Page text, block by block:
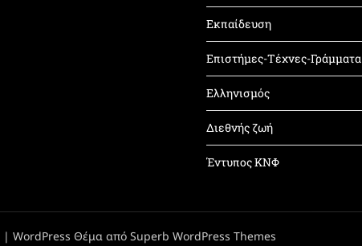
Εκπαίδευση
Επιστήμες-Τέχνες-Γράμματα
Ελληνισμός
Διεθνής ζωή
Έντυπος ΚΝΦ
| WordPress Θέμα από Superb WordPress Themes